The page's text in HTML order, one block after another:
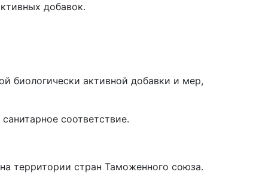
добавок.
биологически активной добавки и мер,
соответствие.
территории стран Таможенного союза.